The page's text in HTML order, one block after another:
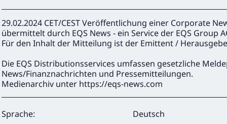
29.02.2024 CET/CEST Veröffentlichung einer Corporate
übermittelt durch EQS News - ein Service der EQS Group
Für den Inhalt der Mitteilung ist der Emittent /
Die EQS Distributionsservices umfassen gesetzliche
News/Finanznachrichten und Pressemitteilungen.
Medienarchiv unter https://eqs-news.com
Sprache:
Deutsch